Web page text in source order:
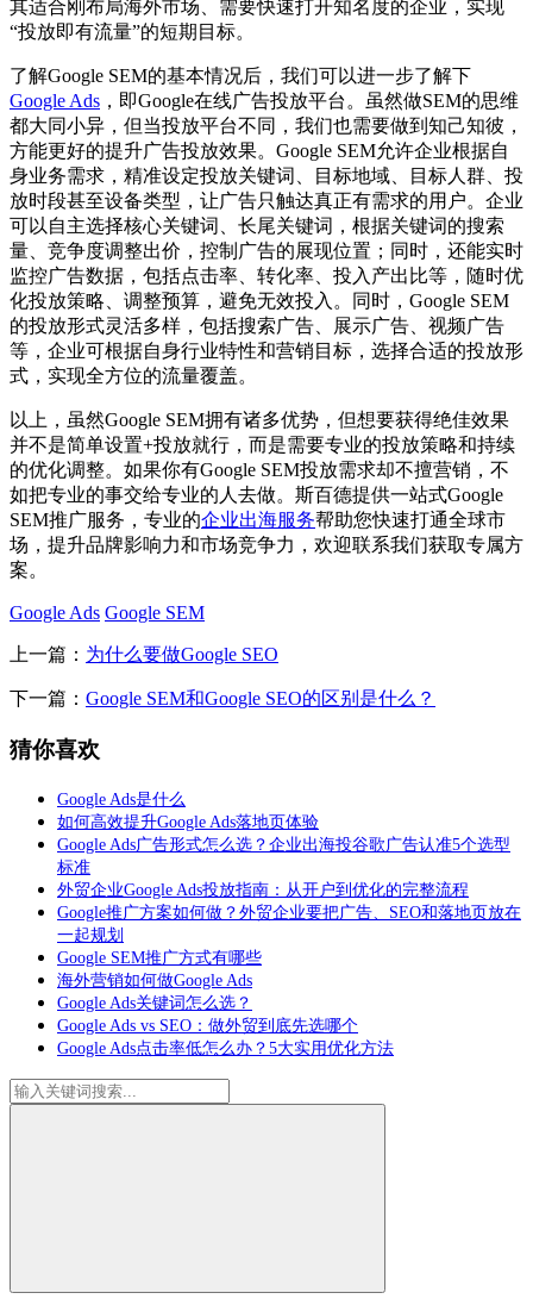
其适合刚布局海外市场、需要快速打开知名度的企业，实现
“投放即有流量”的短期目标。
了解Google SEM的基本情况后，我们可以进一步了解下
Google Ads ，即Google在线广告投放平台。虽然做SEM的思维
都大同小异，但当投放平台不同，我们也需要做到知己知彼，
方能更好的提升广告投放效果。Google SEM允许企业根据自
身业务需求，精准设定投放关键词、目标地域、目标人群、投
放时段甚至设备类型，让广告只触达真正有需求的用户。企业
可以自主选择核心关键词、长尾关键词，根据关键词的搜索
量、竞争度调整出价，控制广告的展现位置；同时，还能实时
监控广告数据，包括点击率、转化率、投入产出比等，随时优
化投放策略、调整预算，避免无效投入。同时，Google SEM
的投放形式灵活多样，包括搜索广告、展示广告、视频广告
等，企业可根据自身行业特性和营销目标，选择合适的投放形
式，实现全方位的流量覆盖。
以上，虽然Google SEM拥有诸多优势，但想要获得绝佳效果
并不是简单设置+投放就行，而是需要专业的投放策略和持续
的优化调整。如果你有Google SEM投放需求却不擅营销，不
如把专业的事交给专业的人去做。斯百德提供一站式Google
SEM推广服务，专业的企业出海服务帮助您快速打通全球市
场，提升品牌影响力和市场竞争力，欢迎联系我们获取专属方
案。
Google Ads Google SEM
上一篇： 为什么要做Google SEO
下一篇： Google SEM和Google SEO的区别是什么？
猜你喜欢
Google Ads是什么
如何高效提升Google Ads落地页体验
Google Ads广告形式怎么选？企业出海投谷歌广告认准5个选型
标准
外贸企业Google Ads投放指南：从开户到优化的完整流程
Google推广方案如何做？外贸企业要把广告、SEO和落地页放在
一起规划
Google SEM推广方式有哪些
海外营销如何做Google Ads
Google Ads关键词怎么选？
Google Ads vs SEO：做外贸到底先选哪个
Google Ads点击率低怎么办？5大实用优化方法